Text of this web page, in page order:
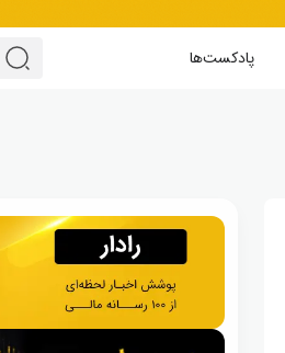
پادکست‌ها